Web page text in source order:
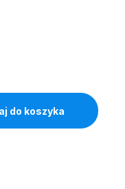
10 quantity
do koszyka